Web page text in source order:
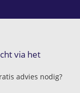
via het
advies nodig?